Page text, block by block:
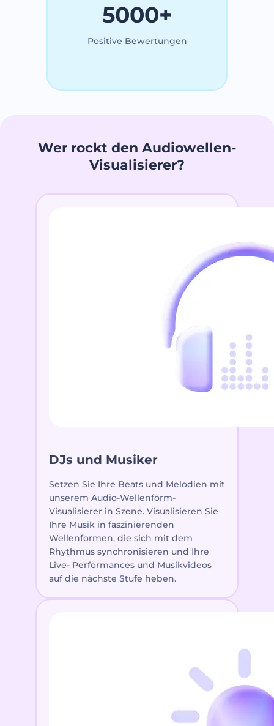
5000+
Positive Bewertungen
Wer rockt den Audiowellen-
Visualisierer?
DJs und Musiker
Setzen Sie Ihre Beats und Melodien mit
unserem Audio-Wellenform-
Visualisierer in Szene. Visualisieren Sie
Ihre Musik in faszinierenden
Wellenformen, die sich mit dem
Rhythmus synchronisieren und Ihre
Live- Performances und Musikvideos
auf die nächste Stufe heben.